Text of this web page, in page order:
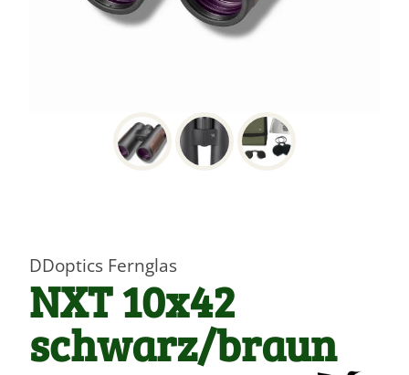
DDoptics Fernglas
NXT 10x42
schwarz/braun